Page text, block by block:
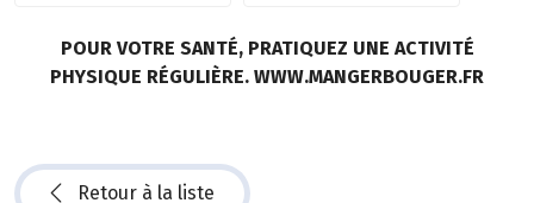
POUR VOTRE SANTÉ, PRATIQUEZ UNE ACTIVITÉ
PHYSIQUE RÉGULIÈRE. WWW.MANGERBOUGER.FR
Retour à la liste